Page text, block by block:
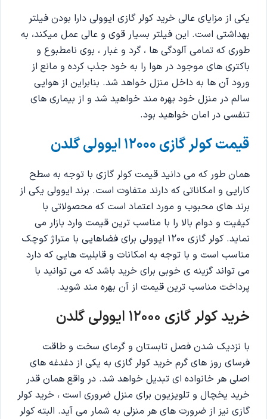
یکی از مزایای عالی خرید کولر گازی ایوولی دارا بودن فیلتر
بهداشتی است. این فیلتر بسیار قوی و عالی عمل میکند، به
طوری که تمامی آلودگی ها ، گرد و غبار ، بوی نامطبوع و
باکتری های موجود در هوا را به خود جذب کرده و مانع از
ورود آن ها به داخل منزل خواهد شد. بنابراین از هوایی
سالم در منزل خود بهره مند خواهید شد و از بیماری های
تنفسی در امان خواهید بود.
قیمت کولر گازی 12000 ایوولی گلدن
همان طور که می دانید قیمت کولر گازی با توجه به سطح
کارایی و امکاناتی که دارند متفاوت است. برند ایوولی یکی از
برند های محبوب و مورد اعتماد است که محصولاتی با
کیفیت و دوام بالا را با مناسب ترین قیمت وارد بازار می
نماید. کولر گازی 1200 ایوولی برای فضاهایی با متراژ کوچک
مناسب است و با توجه به امکانات و قابلیت هایی که دارد
می تواند گزینه ی خوبی برای خرید باشد که می توانید با
پرداخت مناسب ترین قیمت از آن بهره مند شوید.
خرید کولر گازی 12000 ایوولی گلدن
با نزدیک شدن فصل تابستان و گرمای سخت و طاقت
فرسای روز های گرم خرید کولر گازی به یکی از دغدغه های
اصلی هر خانواده ای تبدیل خواهد شد. در واقع همان قدر
خرید یخچال و تلویزیون برای منزل ضروری است ، خرید کولر
گازی نیز از ضرورت های هر منزلی به شمار می آید. البته کولر